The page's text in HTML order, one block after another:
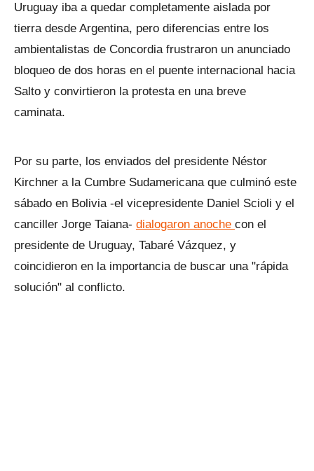
Uruguay iba a quedar completamente aislada por
tierra desde Argentina, pero diferencias entre los
ambientalistas de Concordia frustraron un anunciado
bloqueo de dos horas en el puente internacional hacia
Salto y convirtieron la protesta en una breve
caminata.
Por su parte, los enviados del presidente Néstor
Kirchner a la Cumbre Sudamericana que culminó este
sábado en Bolivia -el vicepresidente Daniel Scioli y el
canciller Jorge Taiana- dialogaron anoche con el
presidente de Uruguay, Tabaré Vázquez, y
coincidieron en la importancia de buscar una "rápida
solución" al conflicto.